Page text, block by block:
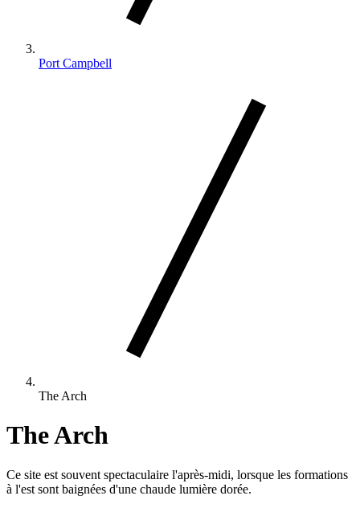
Port Campbell
The Arch
The Arch
Ce site est souvent spectaculaire l'après-midi, lorsque les formations
à l'est sont baignées d'une chaude lumière dorée.